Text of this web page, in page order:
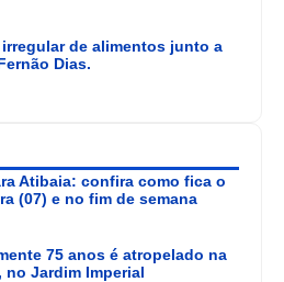
de alimentos junto a
Dias.
Atibaia: confira como fica o
(07) e no fim de semana
75 anos é atropelado na
no Jardim Imperial